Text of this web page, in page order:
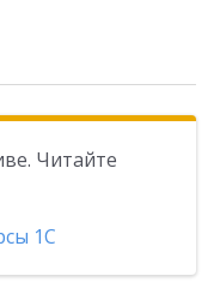
Читайте
1С